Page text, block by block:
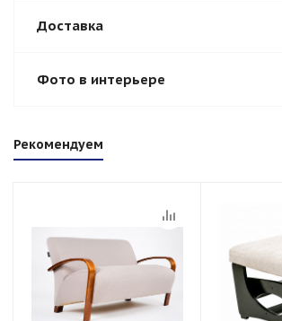
Доставка
Фото в интерьере
Рекомендуем